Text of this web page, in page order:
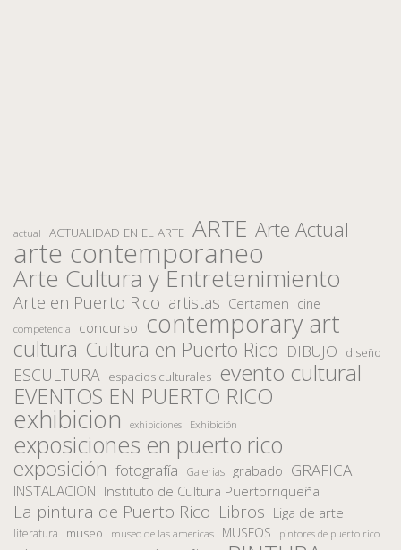
actual ACTUALIDAD EN EL ARTE ARTE Arte Actual
arte contemporaneo
Arte Cultura y Entretenimiento
Arte en Puerto Rico artistas Certamen cine
competencia concurso contemporary art
cultura Cultura en Puerto Rico DIBUJO diseño
ESCULTURA espacios culturales evento cultural
EVENTOS EN PUERTO RICO
exhibicion exhibiciones Exhibición
exposiciones en puerto rico
exposición fotografía Galerias grabado GRAFICA
INSTALACION Instituto de Cultura Puertorriqueña
La pintura de Puerto Rico Libros Liga de arte
literatura museo museo de las americas MUSEOS pintores de puerto rico